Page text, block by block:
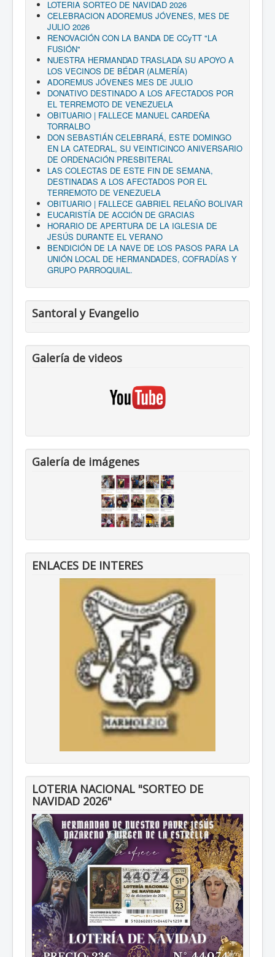
LOTERIA SORTEO DE NAVIDAD 2026
CELEBRACION ADOREMUS JÓVENES, MES DE
JULIO 2026
RENOVACIÓN CON LA BANDA DE CCyTT "LA
FUSIÓN"
NUESTRA HERMANDAD TRASLADA SU APOYO A
LOS VECINOS DE BÉDAR (ALMERÍA)
ADOREMUS JÓVENES MES DE JULIO
DONATIVO DESTINADO A LOS AFECTADOS POR
EL TERREMOTO DE VENEZUELA
OBITUARIO | FALLECE MANUEL CARDEÑA
TORRALBO
DON SEBASTIÁN CELEBRARÁ, ESTE DOMINGO
EN LA CATEDRAL, SU VEINTICINCO ANIVERSARIO
DE ORDENACIÓN PRESBITERAL
LAS COLECTAS DE ESTE FIN DE SEMANA,
DESTINADAS A LOS AFECTADOS POR EL
TERREMOTO DE VENEZUELA
OBITUARIO | FALLECE GABRIEL RELAÑO BOLIVAR
EUCARISTÍA DE ACCIÓN DE GRACIAS
HORARIO DE APERTURA DE LA IGLESIA DE
JESÚS DURANTE EL VERANO
BENDICIÓN DE LA NAVE DE LOS PASOS PARA LA
UNIÓN LOCAL DE HERMANDADES, COFRADÍAS Y
GRUPO PARROQUIAL.
Santoral y Evangelio
Galería de videos
Galería de imágenes
ENLACES DE INTERES
LOTERIA NACIONAL "SORTEO DE
NAVIDAD 2026"